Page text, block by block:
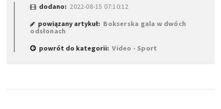
dodano: 2022-08-15 07:10:12
powiązany artykuł: Bokserska gala w dwóch
odsłonach
powrót do kategorii:Video - Sport